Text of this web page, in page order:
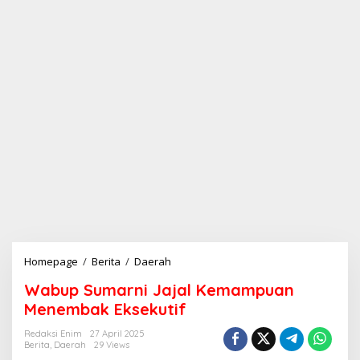
Homepage / Berita / Daerah
b
u
p
Wabup Sumarni Jajal Kemampuan
Menembak Eksekutif
Redaksi Enim
27 April 2025
Berita, Daerah 29 Views